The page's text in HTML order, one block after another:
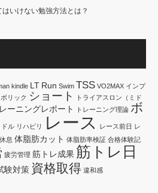
いけない勉強方法とは？
kindle LT Run Swim TSS VO2MAX インプ
リック ショート
トライアスロン（ミド
ーニングレポート トレーニング理論 ボ
ドル リハビリ レース レース前日 レ
休息 体脂肪カット 体脂肪率検証 合格体験記
疲労管理 筋トレ成果 筋トレ日
験対策 資格取得 違和感